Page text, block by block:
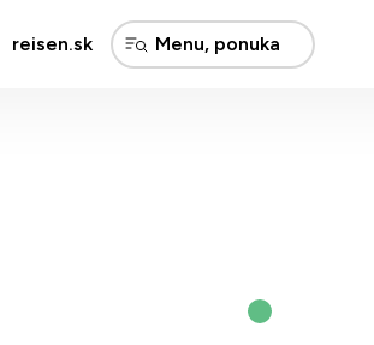
reisen.sk